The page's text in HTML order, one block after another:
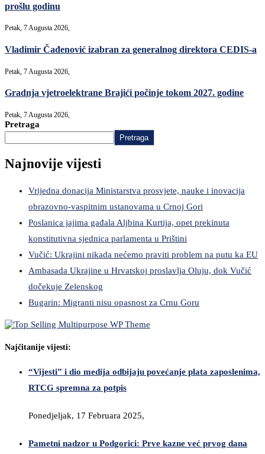
prošlu godinu
Petak, 7 Augusta 2026,
Vladimir Čađenović izabran za generalnog direktora CEDIS-a
Petak, 7 Augusta 2026,
Gradnja vjetroelektrane Brajići počinje tokom 2027. godine
Petak, 7 Augusta 2026,
Pretraga
Pretraga
Najnovije vijesti
Vrijedna donacija Ministarstva prosvjete, nauke i inovacija
obrazovno-vaspitnim ustanovama u Crnoj Gori
Poslanica jajima gađala Aljbina Kurtija, opet prekinuta
konstitutivna sjednica parlamenta u Prištini
Vučić: Ukrajini nikada nećemo praviti problem na putu ka EU
Ambasada Ukrajine u Hrvatskoj proslavlja Oluju, dok Vučić
dočekuje Zelenskog
Bugarin: Migranti nisu opasnost za Crnu Goru
Najčitanije vijesti:
“Vijesti” i dio medija odbijaju povećanje plata zaposlenima,
RTCG spremna za potpis
Ponedjeljak, 17 Februara 2025,
Pametni nadzor u Podgorici: Prve kazne već prvog dana